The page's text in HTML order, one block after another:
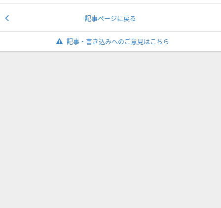
記事ページに戻る
記事・書き込みへのご意見はこちら